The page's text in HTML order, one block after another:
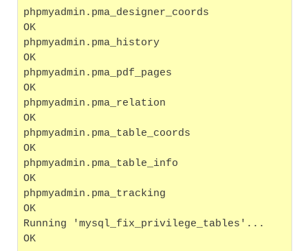
phpmyadmin.pma_designer_coords
OK
phpmyadmin.pma_history
OK
phpmyadmin.pma_pdf_pages
OK
phpmyadmin.pma_relation
OK
phpmyadmin.pma_table_coords
OK
phpmyadmin.pma_table_info
OK
phpmyadmin.pma_tracking
OK
Running 'mysql_fix_privilege_tables'...
OK